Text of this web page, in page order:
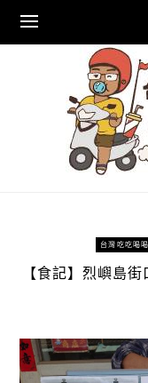
content
台灣吃吃喝
【食記】烈嶼島